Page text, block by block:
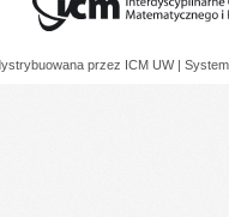
przez ICM UW |